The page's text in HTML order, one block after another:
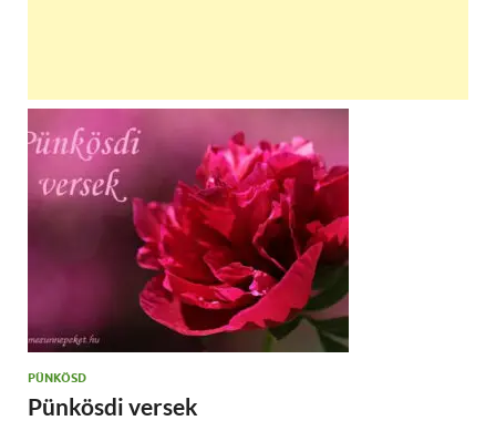
PÜNKÖSD
Pünkösdi versek